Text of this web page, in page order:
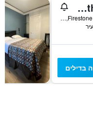
Motel 6 South Gate Ca
4920 Firestone Boulevard, סאות' גייט, CA, ארצות הברית
בדילים